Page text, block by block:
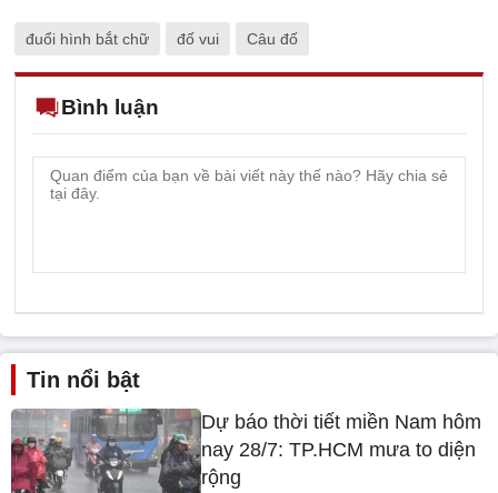
đuổi hình bắt chữ đố vui Câu đố
Bình luận
Tin nổi bật
Dự báo thời tiết miền Nam hôm
nay 28/7: TP.HCM mưa to diện
rộng